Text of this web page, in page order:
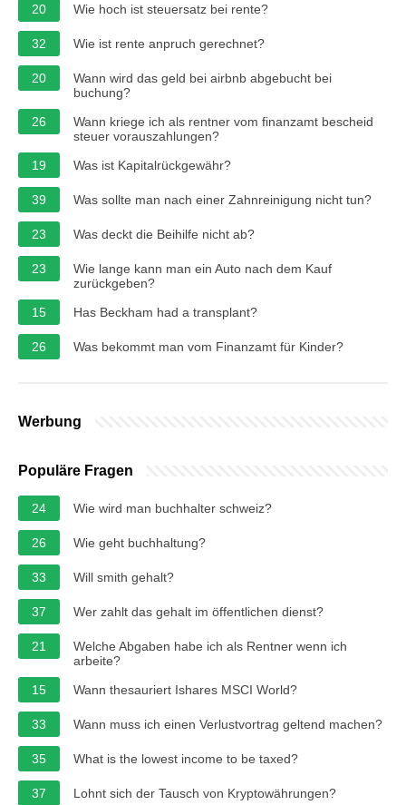
20 Wie hoch ist steuersatz bei rente?
32 Wie ist rente anpruch gerechnet?
20
Wann wird das geld bei airbnb abgebucht bei
buchung?
26
Wann kriege ich als rentner vom finanzamt bescheid
steuer vorauszahlungen?
19
Was ist Kapitalrückgewähr?
39 Was sollte man nach einer Zahnreinigung nicht tun?
23 Was deckt die Beihilfe nicht ab?
23
Wie lange kann man ein Auto nach dem Kauf
zurückgeben?
15
Has Beckham had a transplant?
26 Was bekommt man vom Finanzamt für Kinder?
Werbung
Populäre Fragen
24 Wie wird man buchhalter schweiz?
26 Wie geht buchhaltung?
33 Will smith gehalt?
37 Wer zahlt das gehalt im öffentlichen dienst?
21
Welche Abgaben habe ich als Rentner wenn ich
arbeite?
15
Wann thesauriert Ishares MSCI World?
33 Wann muss ich einen Verlustvortrag geltend machen?
35 What is the lowest income to be taxed?
37 Lohnt sich der Tausch von Kryptowährungen?